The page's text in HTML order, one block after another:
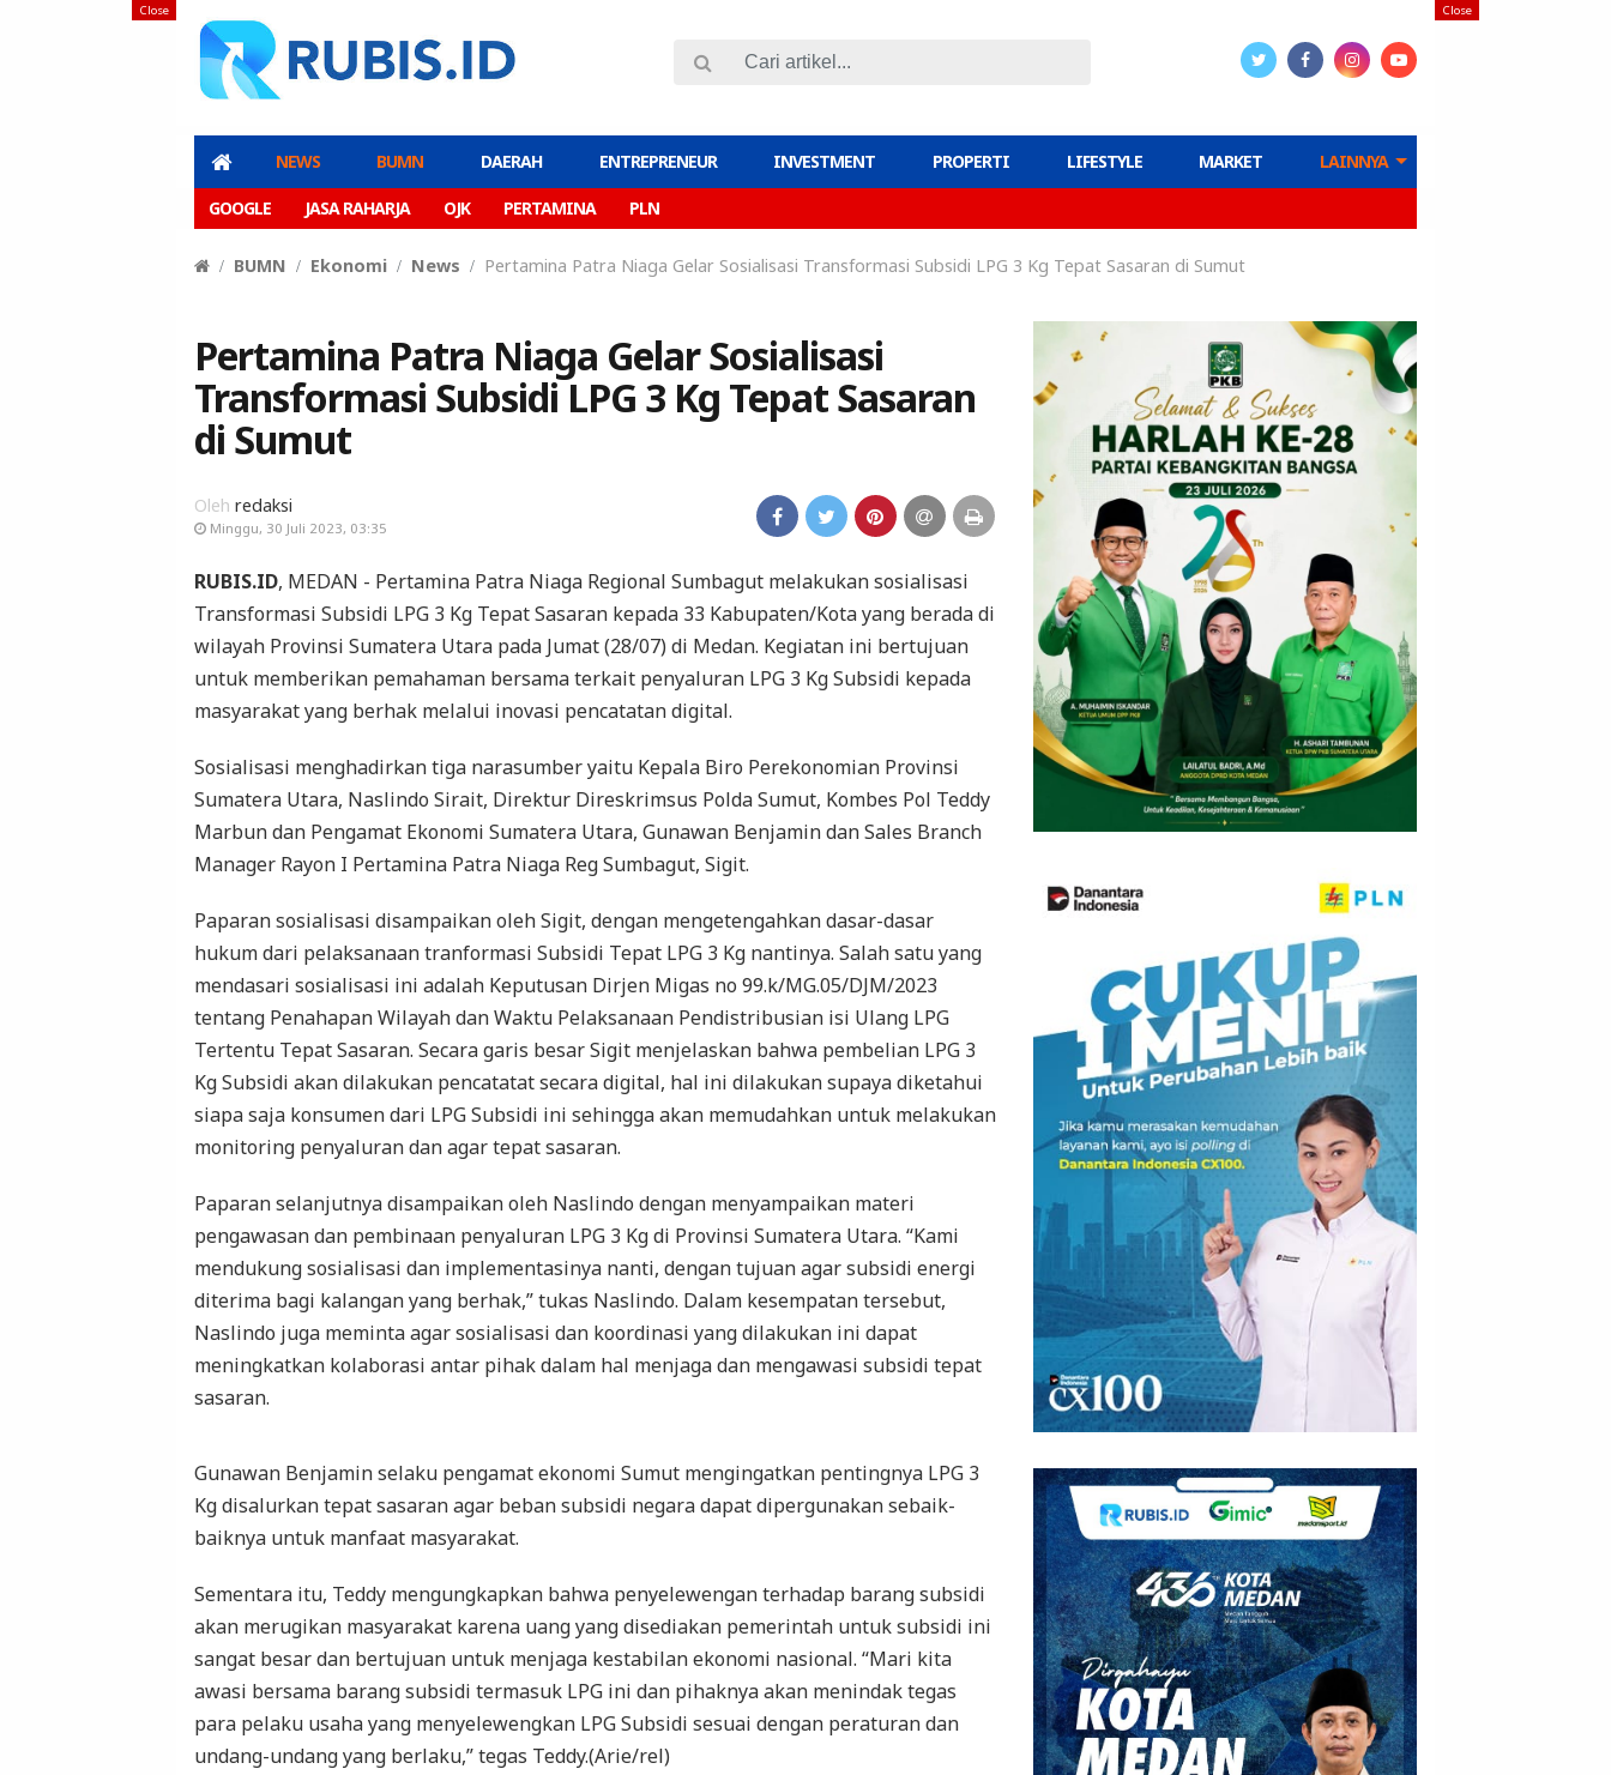
NEWS BUMN DAERAH ENTREPRENEUR INVESTMENT PROPERTI LIFESTYLE MARKET LAINNYA
GOOGLE JASA RAHARJA OJK PERTAMINA PLN
Close
Close
BUMN Ekonomi News Pertamina Patra Niaga Gelar Sosialisasi Transformasi Subsidi LPG 3 Kg Tepat Sasaran di Sumut
Pertamina Patra Niaga Gelar Sosialisasi
Transformasi Subsidi LPG 3 Kg Tepat Sasaran
di Sumut
Oleh redaksi
Minggu, 30 Juli 2023, 03:35
RUBIS.ID, MEDAN - Pertamina Patra Niaga Regional Sumbagut melakukan sosialisasi
Transformasi Subsidi LPG 3 Kg Tepat Sasaran kepada 33 Kabupaten/Kota yang berada di
wilayah Provinsi Sumatera Utara pada Jumat (28/07) di Medan. Kegiatan ini bertujuan
untuk memberikan pemahaman bersama terkait penyaluran LPG 3 Kg Subsidi kepada
masyarakat yang berhak melalui inovasi pencatatan digital.
Sosialisasi menghadirkan tiga narasumber yaitu Kepala Biro Perekonomian Provinsi
Sumatera Utara, Naslindo Sirait, Direktur Direskrimsus Polda Sumut, Kombes Pol Teddy
Marbun dan Pengamat Ekonomi Sumatera Utara, Gunawan Benjamin dan Sales Branch
Manager Rayon I Pertamina Patra Niaga Reg Sumbagut, Sigit.
Paparan sosialisasi disampaikan oleh Sigit, dengan mengetengahkan dasar-dasar
hukum dari pelaksanaan tranformasi Subsidi Tepat LPG 3 Kg nantinya. Salah satu yang
mendasari sosialisasi ini adalah Keputusan Dirjen Migas no 99.k/MG.05/DJM/2023
tentang Penahapan Wilayah dan Waktu Pelaksanaan Pendistribusian isi Ulang LPG
Tertentu Tepat Sasaran. Secara garis besar Sigit menjelaskan bahwa pembelian LPG 3
Kg Subsidi akan dilakukan pencatatat secara digital, hal ini dilakukan supaya diketahui
siapa saja konsumen dari LPG Subsidi ini sehingga akan memudahkan untuk melakukan
monitoring penyaluran dan agar tepat sasaran.
Paparan selanjutnya disampaikan oleh Naslindo dengan menyampaikan materi
pengawasan dan pembinaan penyaluran LPG 3 Kg di Provinsi Sumatera Utara. “Kami
mendukung sosialisasi dan implementasinya nanti, dengan tujuan agar subsidi energi
diterima bagi kalangan yang berhak,” tukas Naslindo. Dalam kesempatan tersebut,
Naslindo juga meminta agar sosialisasi dan koordinasi yang dilakukan ini dapat
meningkatkan kolaborasi antar pihak dalam hal menjaga dan mengawasi subsidi tepat
sasaran.
Gunawan Benjamin selaku pengamat ekonomi Sumut mengingatkan pentingnya LPG 3
Kg disalurkan tepat sasaran agar beban subsidi negara dapat dipergunakan sebaik-
baiknya untuk manfaat masyarakat.
Sementara itu, Teddy mengungkapkan bahwa penyelewengan terhadap barang subsidi
akan merugikan masyarakat karena uang yang disediakan pemerintah untuk subsidi ini
sangat besar dan bertujuan untuk menjaga kestabilan ekonomi nasional. “Mari kita
awasi bersama barang subsidi termasuk LPG ini dan pihaknya akan menindak tegas
para pelaku usaha yang menyelewengkan LPG Subsidi sesuai dengan peraturan dan
undang-undang yang berlaku,” tegas Teddy.(Arie/rel)